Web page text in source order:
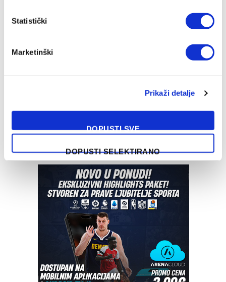
Statistički
Marketinški
Prikaži detalje
DOPUSTI SVE
DOPUSTI SELEKTIRANO